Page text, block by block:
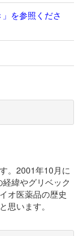
を参照くださ
。2001年10月に
緯やグリベック
オ医薬品の歴史
思います。